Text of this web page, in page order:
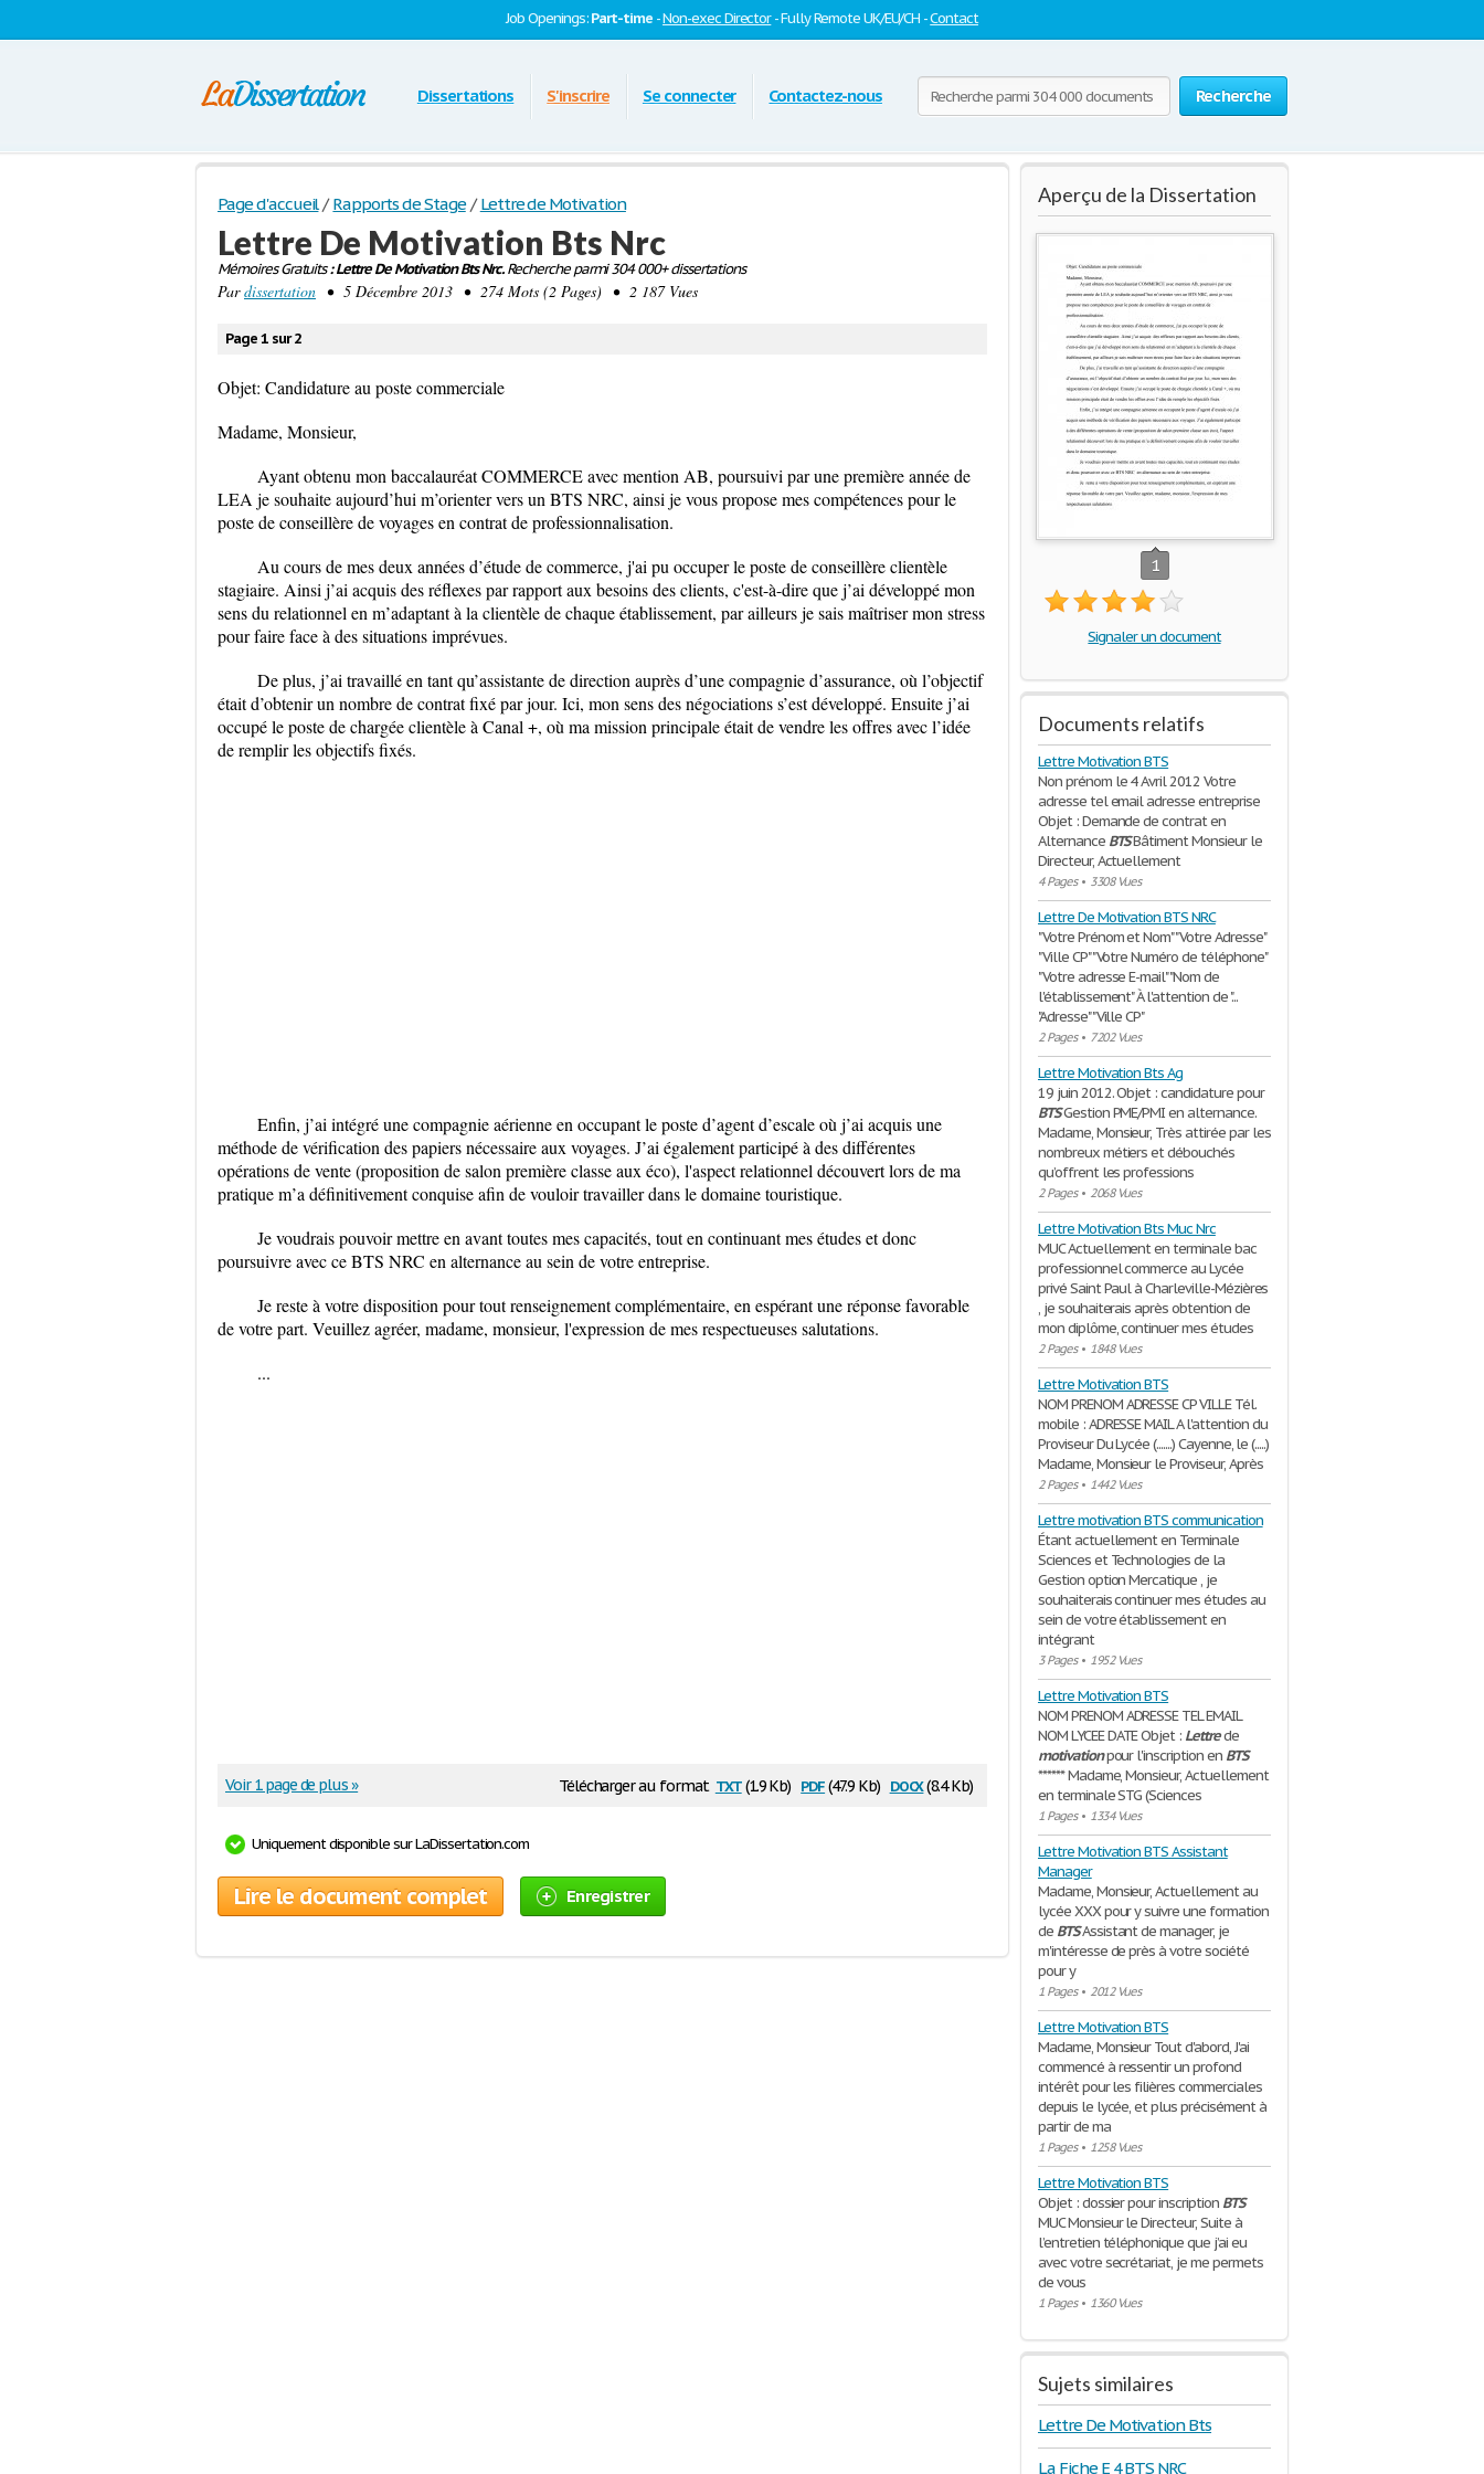
Job Openings:Part-time -Non-exec Director- Fully Remote UK/EU/CH -Contact
Recherche
Dissertations S'inscrire Se connecter Contactez-nous
Page d'accueil / Rapports de Stage / Lettre de Motivation
Lettre De Motivation Bts Nrc
Mémoires Gratuits: Lettre De Motivation Bts Nrc.Recherche parmi 304 000+ dissertations
Pardissertation • 5 Décembre 2013 • 274 Mots (2 Pages) • 2 187 Vues
Page 1 sur 2
Objet: Candidature au poste commerciale
Madame, Monsieur,
Ayant obtenu mon baccalauréat COMMERCE avec mention AB, poursuivi par une première année de
LEA je souhaite aujourd’hui m’orienter vers un BTS NRC, ainsi je vous propose mes compétences pour le
poste de conseillère de voyages en contrat de professionnalisation.
Au cours de mes deux années d’étude de commerce, j'ai pu occuper le poste de conseillère clientèle
stagiaire. Ainsi j’ai acquis des réflexes par rapport aux besoins des clients, c'est-à-dire que j’ai développé mon
sens du relationnel en m’adaptant à la clientèle de chaque établissement, par ailleurs je sais maîtriser mon stress
pour faire face à des situations imprévues.
De plus, j’ai travaillé en tant qu’assistante de direction auprès d’une compagnie d’assurance, où l’objectif
était d’obtenir un nombre de contrat fixé par jour. Ici, mon sens des négociations s’est développé. Ensuite j’ai
occupé le poste de chargée clientèle à Canal +, où ma mission principale était de vendre les offres avec l’idée
de remplir les objectifs fixés.
Enfin, j’ai intégré une compagnie aérienne en occupant le poste d’agent d’escale où j’ai acquis une
méthode de vérification des papiers nécessaire aux voyages. J’ai également participé à des différentes
opérations de vente (proposition de salon première classe aux éco), l'aspect relationnel découvert lors de ma
pratique m’a définitivement conquise afin de vouloir travailler dans le domaine touristique.
Je voudrais pouvoir mettre en avant toutes mes capacités, tout en continuant mes études et donc
poursuivre avec ce BTS NRC en alternance au sein de votre entreprise.
Je reste à votre disposition pour tout renseignement complémentaire, en espérant une réponse favorable
de votre part. Veuillez agréer, madame, monsieur, l'expression de mes respectueuses salutations.
...
Télécharger au format txt(1.9 Kb) pdf(47.9 Kb) docx(8.4 Kb)
Voir 1 page de plus »
Uniquement disponible sur LaDissertation.com
Lire le document complet Enregistrer
Aperçu de la Dissertation
1
Signaler un document
Documents relatifs
Lettre Motivation BTS
Non prénom le 4 Avril 2012 Votre
adresse tel email adresse entreprise
Objet : Demande de contrat en
Alternance BTSBâtiment Monsieur le
Directeur, Actuellement
4 Pages• 3308 Vues
Lettre De Motivation BTS NRC
"Votre Prénom et Nom" "Votre Adresse"
"Ville CP" "Votre Numéro de téléphone"
"Votre adresse E-mail" "Nom de
l'établissement" À l'attention de "...
"Adresse" "Ville CP"
2 Pages• 7202 Vues
Lettre Motivation Bts Ag
19 juin 2012. Objet : candidature pour
BTSGestion PME/PMI en alternance.
Madame, Monsieur, Très attirée par les
nombreux métiers et débouchés
qu’offrent les professions
2 Pages• 2068 Vues
Lettre Motivation Bts Muc Nrc
MUC Actuellement en terminale bac
professionnel commerce au Lycée
privé Saint Paul à Charleville-Mézières
, je souhaiterais après obtention de
mon diplôme, continuer mes études
2 Pages• 1848 Vues
Lettre Motivation BTS
NOM PRENOM ADRESSE CP VILLE Tél.
mobile : ADRESSE MAIL A l'attention du
Proviseur Du Lycée (.......) Cayenne, le (.....)
Madame, Monsieur le Proviseur, Après
2 Pages• 1442 Vues
Lettre motivation BTS communication
Étant actuellement en Terminale
Sciences et Technologies de la
Gestion option Mercatique , je
souhaiterais continuer mes études au
sein de votre établissement en
intégrant
3 Pages• 1952 Vues
Lettre Motivation BTS
NOM PRENOM ADRESSE TEL EMAIL
NOM LYCEE DATE Objet : Lettrede
motivationpour l'inscription en BTS
****** Madame, Monsieur, Actuellement
en terminale STG (Sciences
1 Pages• 1334 Vues
Lettre Motivation BTS Assistant
Manager
Madame, Monsieur, Actuellement au
lycée XXX pour y suivre une formation
de BTSAssistant de manager, je
m'intéresse de près à votre société
pour y
1 Pages• 2012 Vues
Lettre Motivation BTS
Madame, Monsieur Tout d'abord, J'ai
commencé à ressentir un profond
intérêt pour les filières commerciales
depuis le lycée, et plus précisément à
partir de ma
1 Pages• 1258 Vues
Lettre Motivation BTS
Objet : dossier pour inscription BTS
MUC Monsieur le Directeur, Suite à
l’entretien téléphonique que j’ai eu
avec votre secrétariat, je me permets
de vous
1 Pages• 1360 Vues
Sujets similaires
Lettre De Motivation Bts
La Fiche E 4 BTS NRC